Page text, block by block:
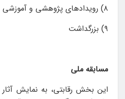
۸) رویدادهای پژوهشی و آموزشی
۹) بزرگداشت
مسابقه ملی
این بخش رقابتی، به نمایش